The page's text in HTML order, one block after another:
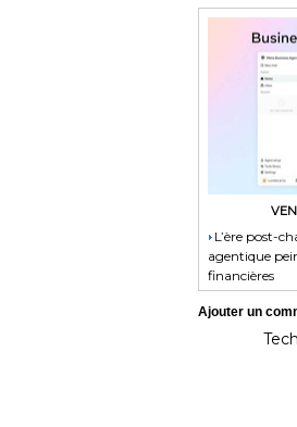
​L’ère post-
agentique
financières
Ajouter un